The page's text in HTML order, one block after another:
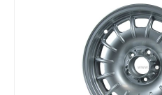
originalen Mittenkappen
direkt eingesetzt werden.
u.a. für folgende
(außer 560SL)Mercedes
109Mercedes